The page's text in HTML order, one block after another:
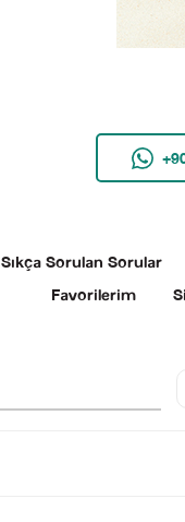
Sıkça Sorulan Sorular
Favorilerim
Sosyal
© 2025 SEZGİ TEKİN Tüm